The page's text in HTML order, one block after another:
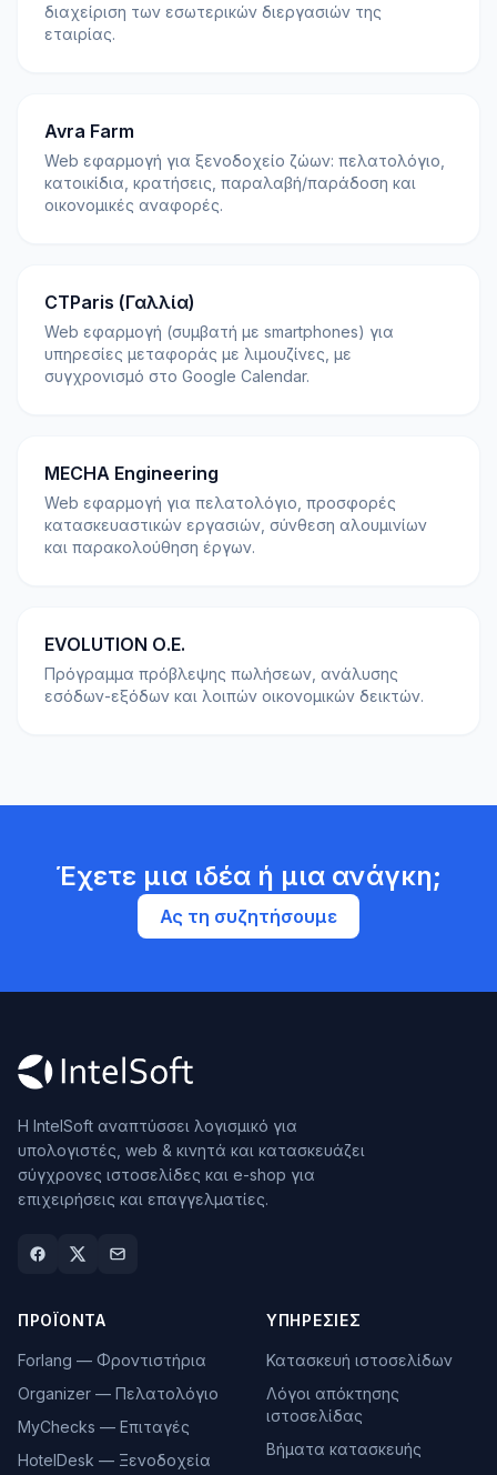
διαχείριση των εσωτερικών διεργασιών της
εταιρίας.
Avra Farm
Web εφαρμογή για ξενοδοχείο ζώων: πελατολόγιο,
κατοικίδια, κρατήσεις, παραλαβή/παράδοση και
οικονομικές αναφορές.
CTParis (Γαλλία)
Web εφαρμογή (συμβατή με smartphones) για
υπηρεσίες μεταφοράς με λιμουζίνες, με
συγχρονισμό στο Google Calendar.
MECHA Engineering
Web εφαρμογή για πελατολόγιο, προσφορές
κατασκευαστικών εργασιών, σύνθεση αλουμινίων
και παρακολούθηση έργων.
EVOLUTION Ο.Ε.
Πρόγραμμα πρόβλεψης πωλήσεων, ανάλυσης
εσόδων-εξόδων και λοιπών οικονομικών δεικτών.
Έχετε μια ιδέα ή μια ανάγκη;
Ας τη συζητήσουμε
Η IntelSoft αναπτύσσει λογισμικό για
υπολογιστές, web & κινητά και κατασκευάζει
σύγχρονες ιστοσελίδες και e-shop για
επιχειρήσεις και επαγγελματίες.
ΠΡΟΪΌΝΤΑ
Forlang — Φροντιστήρια
Organizer — Πελατολόγιο
MyChecks — Επιταγές
HotelDesk — Ξενοδοχεία
ΥΠΗΡΕΣΊΕΣ
Κατασκευή ιστοσελίδων
Λόγοι απόκτησης
ιστοσελίδας
Βήματα κατασκευής